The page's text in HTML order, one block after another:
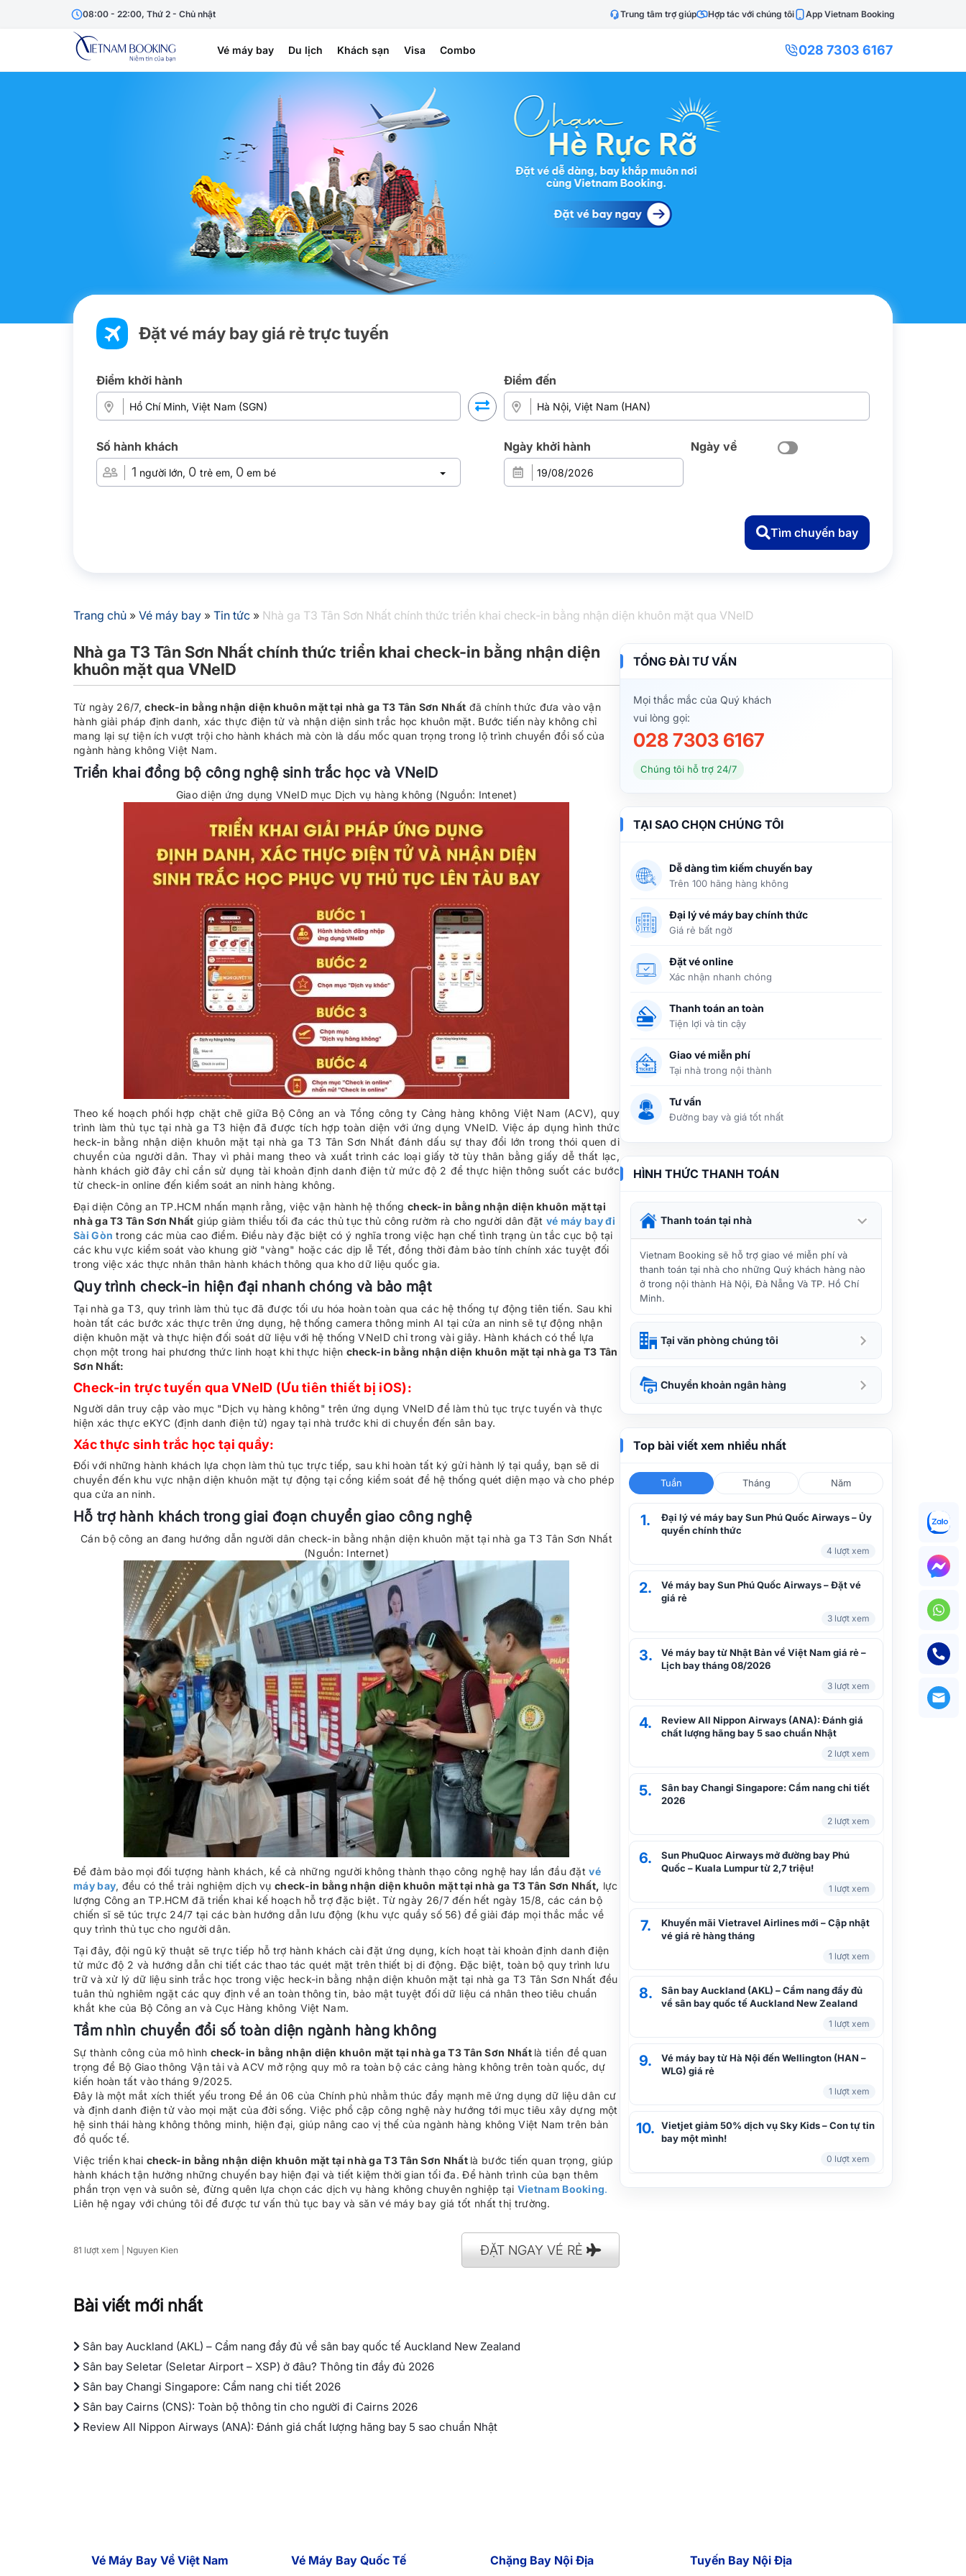
08:00 - 22:00, Thứ 2 - Chủ nhật Trung tâm trợ giúp Hợp tác với chúng tôi App Vietnam Booking
Vé máy bay Du lịch Khách sạn Visa Combo 028 7303 6167
Đặt vé máy bay giá rẻ trực tuyến
Điểm khởi hành Điểm đến
Số hành khách
1 người lớn, 0 trẻ em, 0 em bé
Ngày khởi hành Ngày về
Tìm chuyến bay
Trang chủ » Vé máy bay » Tin tức » Nhà ga T3 Tân Sơn Nhất chính thức triển khai check-in bằng nhận diện khuôn mặt qua VNeID
Nhà ga T3 Tân Sơn Nhất chính thức triển khai check-in bằng nhận diện
khuôn mặt qua VNeID
Từ ngày 26/7,check-in bằng nhận diện khuôn mặt tại nhà ga T3 Tân Sơn Nhất đã chính thức đưa vào vận
hành giải pháp định danh, xác thực điện tử và nhận diện sinh trắc học khuôn mặt. Bước tiến này không chỉ
mang lại sự tiện ích vượt trội cho hành khách mà còn là dấu mốc quan trọng trong lộ trình chuyển đổi số của
ngành hàng không Việt Nam.
Triển khai đồng bộ công nghệ sinh trắc học và VNeID
Giao diện ứng dụng VNeID mục Dịch vụ hàng không (Nguồn: Intenet)
Theo kế hoạch phối hợp chặt chẽ giữa Bộ Công an và Tổng công ty Cảng hàng không Việt Nam (ACV), quy
trình làm thủ tục tại nhà ga T3 hiện đã được tích hợp toàn diện với ứng dụng VNeID. Việc áp dụng hình thức
heck-in bằng nhận diện khuôn mặt tại nhà ga T3 Tân Sơn Nhất đánh dấu sự thay đổi lớn trong thói quen di
chuyển của người dân. Thay vì phải mang theo và xuất trình các loại giấy tờ tùy thân bằng giấy dễ thất lạc,
hành khách giờ đây chỉ cần sử dụng tài khoản định danh điện tử mức độ 2 để thực hiện thông suốt các bước
từ check-in online đến kiểm soát an ninh hàng không.
Đại diện Công an TP.HCM nhấn mạnh rằng, việc vận hành hệ thống check-in bằng nhận diện khuôn mặt tại
nhà ga T3 Tân Sơn Nhất giúp giảm thiểu tối đa các thủ tục thủ công rườm rà cho người dân đặt vé máy bay đi
Sài Gòn trong các mùa cao điểm. Điều này đặc biệt có ý nghĩa trong việc hạn chế tình trạng ùn tắc cục bộ tại
các khu vực kiểm soát vào khung giờ "vàng" hoặc các dịp lễ Tết, đồng thời đảm bảo tính chính xác tuyệt đối
trong việc xác thực nhân thân hành khách thông qua kho dữ liệu quốc gia.
Quy trình check-in hiện đại nhanh chóng và bảo mật
Tại nhà ga T3, quy trình làm thủ tục đã được tối ưu hóa hoàn toàn qua các hệ thống tự động tiên tiến. Sau khi
hoàn tất các bước xác thực trên ứng dụng, hệ thống camera thông minh AI tại cửa an ninh sẽ tự động nhận
diện khuôn mặt và thực hiện đối soát dữ liệu với hệ thống VNeID chỉ trong vài giây. Hành khách có thể lựa
chọn một trong hai phương thức linh hoạt khi thực hiện check-in bằng nhận diện khuôn mặt tại nhà ga T3 Tân
Sơn Nhất:
Check-in trực tuyến qua VNeID (Ưu tiên thiết bị iOS):
Người dân truy cập vào mục "Dịch vụ hàng không" trên ứng dụng VNeID để làm thủ tục trực tuyến và thực
hiện xác thực eKYC (định danh điện tử) ngay tại nhà trước khi di chuyển đến sân bay.
Xác thực sinh trắc học tại quầy:
Đối với những hành khách lựa chọn làm thủ tục trực tiếp, sau khi hoàn tất ký gửi hành lý tại quầy, bạn sẽ di
chuyển đến khu vực nhận diện khuôn mặt tự động tại cổng kiểm soát để hệ thống quét diện mạo và cho phép
qua cửa an ninh.
Hỗ trợ hành khách trong giai đoạn chuyển giao công nghệ
Cán bộ công an đang hướng dẫn người dân check-in bằng nhận diện khuôn mặt tại nhà ga T3 Tân Sơn Nhất​
(Nguồn: Internet)
Để đảm bảo mọi đối tượng hành khách, kể cả những người không thành thạo công nghệ hay lần đầu đặtvé
máy bay, đều có thể trải nghiệm dịch vụcheck-in bằng nhận diện khuôn mặt tại nhà ga T3 Tân Sơn Nhất, lực
lượng Công an TP.HCM đã triển khai kế hoạch hỗ trợ đặc biệt. Từ ngày 26/7 đến hết ngày 15/8, các cán bộ
chiến sĩ sẽ túc trực 24/7 tại các bàn hướng dẫn lưu động (khu vực quầy số 56) để giải đáp mọi thắc mắc về
quy trình thủ tục cho người dân.
Tại đây, đội ngũ kỹ thuật sẽ trực tiếp hỗ trợ hành khách cài đặt ứng dụng, kích hoạt tài khoản định danh điện
tử mức độ 2 và hướng dẫn chi tiết các thao tác quét mặt trên thiết bị di động. Đặc biệt, toàn bộ quy trình lưu
trữ và xử lý dữ liệu sinh trắc học trong việc heck-in bằng nhận diện khuôn mặt tại nhà ga T3 Tân Sơn Nhất đều
tuân thủ nghiêm ngặt các quy định về an toàn thông tin, bảo mật tuyệt đối dữ liệu cá nhân theo tiêu chuẩn
khắt khe của Bộ Công an và Cục Hàng không Việt Nam.
Tầm nhìn chuyển đổi số toàn diện ngành hàng không
Sự thành công của mô hình check-in bằng nhận diện khuôn mặt tại nhà ga T3 Tân Sơn Nhất là tiền đề quan
trọng để Bộ Giao thông Vận tải và ACV mở rộng quy mô ra toàn bộ các cảng hàng không trên toàn quốc, dự
kiến hoàn tất vào tháng 9/2025.
Đây là một mắt xích thiết yếu trong Đề án 06 của Chính phủ nhằm thúc đẩy mạnh mẽ ứng dụng dữ liệu dân cư
và định danh điện tử vào mọi mặt của đời sống. Việc phổ cập công nghệ này hướng tới mục tiêu xây dựng một
hệ sinh thái hàng không thông minh, hiện đại, giúp nâng cao vị thế của ngành hàng không Việt Nam trên bản
đồ quốc tế.
Việc triển khai check-in bằng nhận diện khuôn mặt tại nhà ga T3 Tân Sơn Nhất là bước tiến quan trọng, giúp
hành khách tận hưởng những chuyến bay hiện đại và tiết kiệm thời gian tối đa. Để hành trình của bạn thêm
phần trọn vẹn và suôn sẻ, đừng quên lựa chọn các dịch vụ hàng không chuyên nghiệp tại Vietnam Booking.
Liên hệ ngay với chúng tôi để được tư vấn thủ tục bay và săn vé máy bay giá tốt nhất thị trường.
81 lượt xem | Nguyen Kien ĐẶT NGAY VÉ RẺ
TỔNG ĐÀI TƯ VẤN
Mọi thắc mắc của Quý khách
vui lòng gọi:
028 7303 6167
Chúng tôi hỗ trợ 24/7
TẠI SAO CHỌN CHÚNG TÔI
Dễ dàng tìm kiếm chuyến bay
Trên 100 hãng hàng không
Đại lý vé máy bay chính thức
Giá rẻ bất ngờ
Đặt vé online
Xác nhận nhanh chóng
Thanh toán an toàn
Tiện lợi và tin cậy
Giao vé miễn phí
Tại nhà trong nội thành
Tư vấn
Đường bay và giá tốt nhất
HÌNH THỨC THANH TOÁN
Thanh toán tại nhà
Vietnam Booking sẽ hỗ trợ giao vé miễn phí và
thanh toán tại nhà cho những Quý khách hàng nào
ở trong nội thành Hà Nội, Đà Nẵng Và TP. Hồ Chí
Minh.
Tại văn phòng chúng tôi
Chuyển khoản ngân hàng
Top bài viết xem nhiều nhất
Tuần Tháng Năm
1.
Đại lý vé máy bay Sun Phú Quốc Airways – Ủy
quyền chính thức
4 lượt xem
2.
Vé máy bay Sun Phú Quốc Airways – Đặt vé
giá rẻ
3 lượt xem
3.
Vé máy bay từ Nhật Bản về Việt Nam giá rẻ –
Lịch bay tháng 08/2026
3 lượt xem
4.
Review All Nippon Airways (ANA): Đánh giá
chất lượng hãng bay 5 sao chuẩn Nhật
2 lượt xem
5.
Sân bay Changi Singapore: Cẩm nang chi tiết
2026
2 lượt xem
6.
Sun PhuQuoc Airways mở đường bay Phú
Quốc – Kuala Lumpur từ 2,7 triệu!
1 lượt xem
7.
Khuyến mãi Vietravel Airlines mới – Cập nhật
vé giá rẻ hàng tháng
1 lượt xem
8.
Sân bay Auckland (AKL) – Cẩm nang đầy đủ
về sân bay quốc tế Auckland New Zealand
1 lượt xem
9.
Vé máy bay từ Hà Nội đến Wellington (HAN –
WLG) giá rẻ
1 lượt xem
10.
Vietjet giảm 50% dịch vụ Sky Kids – Con tự tin
bay một mình!
0 lượt xem
Bài viết mới nhất
Sân bay Auckland (AKL) – Cẩm nang đầy đủ về sân bay quốc tế Auckland New Zealand
Sân bay Seletar (Seletar Airport – XSP) ở đâu? Thông tin đầy đủ 2026
Sân bay Changi Singapore: Cẩm nang chi tiết 2026
Sân bay Cairns (CNS): Toàn bộ thông tin cho người đi Cairns 2026
Review All Nippon Airways (ANA): Đánh giá chất lượng hãng bay 5 sao chuẩn Nhật
Vé Máy Bay Về Việt Nam Vé Máy Bay Quốc Tế Chặng Bay Nội Địa Tuyến Bay Nội Địa